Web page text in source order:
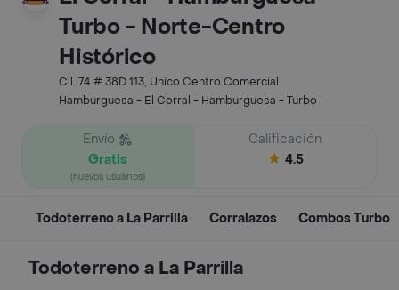
Turbo - Norte-Centro
Histórico
Cll. 74 # 38D 113, Unico Centro Comercial
Hamburguesa - El Corral - Hamburguesa - Turbo
Envío
Gratis
(nuevos usuarios)
Calificación
4.5
Todoterreno a La Parrilla Corralazos Combos Turbo
Todoterreno a La Parrilla